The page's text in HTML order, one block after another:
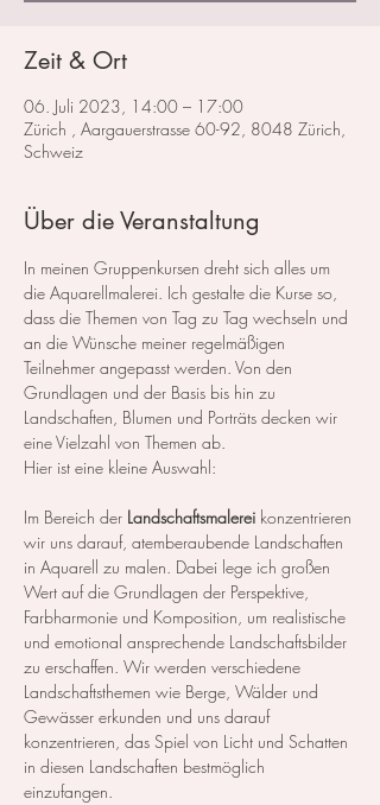
Zeit & Ort
06. Juli 2023, 14:00 – 17:00
Zürich , Aargauerstrasse 60-92, 8048 Zürich,
Schweiz
Über die Veranstaltung
In meinen Gruppenkursen dreht sich alles um
die Aquarellmalerei. Ich gestalte die Kurse so,
dass die Themen von Tag zu Tag wechseln und
an die Wünsche meiner regelmäßigen
Teilnehmer angepasst werden. Von den
Grundlagen und der Basis bis hin zu
Landschaften, Blumen und Porträts decken wir
eine Vielzahl von Themen ab.
Hier ist eine kleine Auswahl:
Im Bereich der Landschaftsmalerei konzentrieren
wir uns darauf, atemberaubende Landschaften
in Aquarell zu malen. Dabei lege ich großen
Wert auf die Grundlagen der Perspektive,
Farbharmonie und Komposition, um realistische
und emotional ansprechende Landschaftsbilder
zu erschaffen. Wir werden verschiedene
Landschaftsthemen wie Berge, Wälder und
Gewässer erkunden und uns darauf
konzentrieren, das Spiel von Licht und Schatten
in diesen Landschaften bestmöglich
einzufangen.